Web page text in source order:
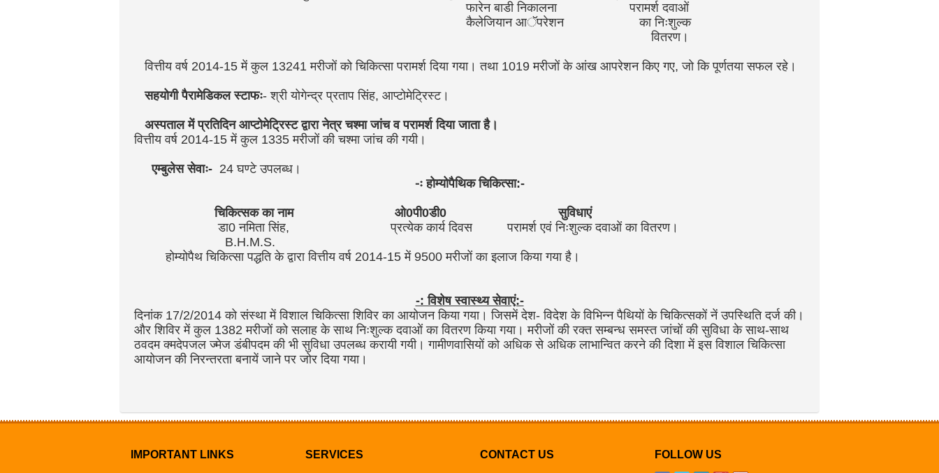
फारेन बाडी निकालना
परामर्श दवाओं
कैलेजियान आॅपरेशन
का निःशुल्क
वितरण।
वित्तीय वर्ष 2014-15 में कुल 13241 मरीजों को चिकित्सा परामर्श दिया गया। तथा 1019 मरीजों के आंख आपरेशन किए गए, जो कि पूर्णतया सफल रहे।
सहयोगी पैरामेडिकल स्टाफः- श्री योगेन्द्र प्रताप सिंह, आप्टोमेट्रिस्ट।
अस्पताल में प्रतिदिन आप्टोमेट्रिस्ट द्वारा नेत्र चश्मा जांच व परामर्श दिया जाता है।
वित्तीय वर्ष 2014-15 में कुल 1335 मरीजों की चश्मा जांच की गयी।
एम्बुलेस सेवाः- 24 घण्टे उपलब्ध।
-ः होम्योपैथिक चिकित्सा:-
चिकित्सक का नाम ओ0पी0डी0 सुविधाएं
डा0 नमिता सिंह,प्रत्येक कार्य दिवसपरामर्श एवं निःशुल्क दवाओं का वितरण।
B.H.M.S.
होम्योपैथ चिकित्सा पद्धति के द्वारा वित्तीय वर्ष 2014-15 में 9500 मरीजों का इलाज किया गया है।
-: विशेष स्वास्थ्य सेवाएं:-
दिनांक 17/2/2014 को संस्था में विशाल चिकित्सा शिविर का आयोजन किया गया। जिसमें देश- विदेश के विभिन्न पैथियों के चिकित्सकों नें उपस्थिति दर्ज की।
और शिविर में कुल 1382 मरीजों को सलाह के साथ निःशुल्क दवाओं का वितरण किया गया। मरीजों की रक्त सम्बन्ध समस्त जांचों की सुविधा के साथ-साथ
ठवदम क्मदेपजल ज्मेज डंबीपदम की भी सुविधा उपलब्ध करायी गयी। गामीणवासियों को अधिक से अधिक लाभान्वित करने की दिशा में इस विशाल चिकित्सा
आयोजन की निरन्तरता बनायें जाने पर जोर दिया गया।
IMPORTANT LINKS SERVICES CONTACT US FOLLOW US